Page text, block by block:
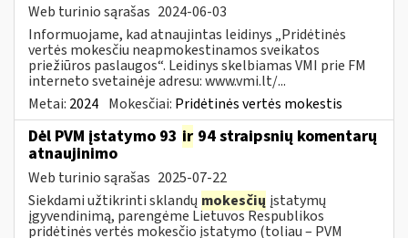
Web turinio sąrašas 2024-06-03
Informuojame, kad atnaujintas leidinys „Pridėtinės
vertės mokesčiu neapmokestinamos sveikatos
priežiūros paslaugos“. Leidinys skelbiamas VMI prie FM
interneto svetainėje adresu: www.vmi.lt/...
Metai: 2024 Mokesčiai: Pridėtinės vertės mokestis
Dėl PVM įstatymo 93 ir 94 straipsnių komentarų
atnaujinimo
Web turinio sąrašas 2025-07-22
Siekdami užtikrinti sklandų mokesčių įstatymų
įgyvendinimą, parengėme Lietuvos Respublikos
pridėtinės vertės mokesčio įstatymo (toliau – PVM